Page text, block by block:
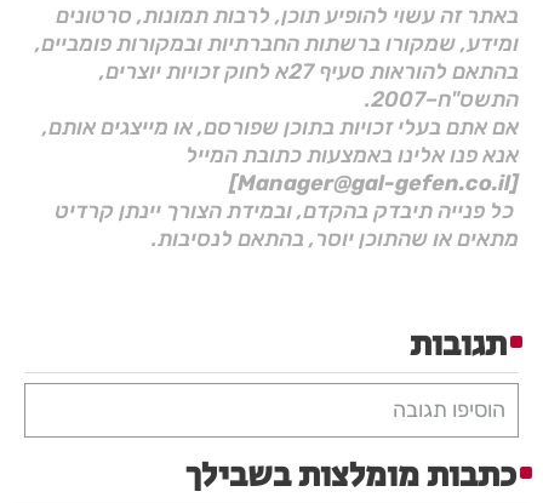
באתר זה עשוי להופיע תוכן, לרבות תמונות, סרטונים
ומידע, שמקורו ברשתות החברתיות ובמקורות פומביים,
בהתאם להוראות סעיף 27א לחוק זכויות יוצרים,
התשס"ח–2007.
אם אתם בעלי זכויות בתוכן שפורסם, או מייצגים אותם,
אנא פנו אלינו באמצעות כתובת המייל
[Manager@gal-gefen.co.il]
כל פנייה תיבדק בהקדם, ובמידת הצורך יינתן קרדיט
מתאים או שהתוכן יוסר, בהתאם לנסיבות.
תגובות
הוסיפו תגובה
כתבות מומלצות בשבילך